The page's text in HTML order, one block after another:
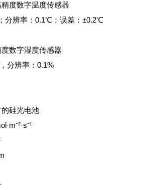
度数字温度传感器
分辨率：0.1℃；误差：±0.2℃
数字湿度传感器
分辨率：0.1%
硅光电池